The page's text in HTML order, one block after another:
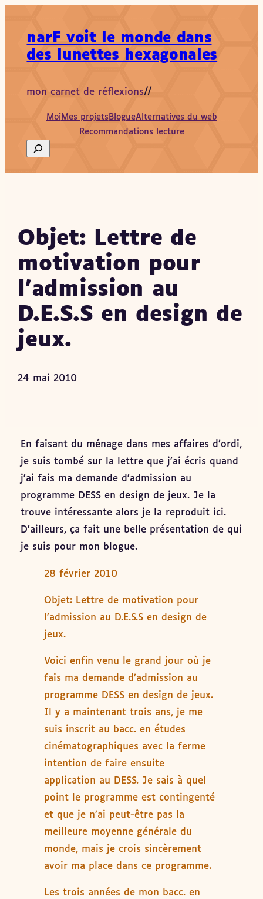
contenu
narF voit le monde dans
des lunettes hexagonales
mon carnet de réflexions//
MoiMes projetsBlogueAlternatives du web
Recommandations lecture
Search
Objet: Lettre de
motivation pour
l’admission au
D.E.S.S en design de
jeux.
24 mai 2010
En faisant du ménage dans mes affaires d’ordi,
je suis tombé sur la lettre que j’ai écris quand
j’ai fais ma demande d’admission au
programme DESS en design de jeux. Je la
trouve intéressante alors je la reproduit ici.
D’ailleurs, ça fait une belle présentation de qui
je suis pour mon blogue.
28 février 2010
Objet: Lettre de motivation pour
l’admission au D.E.S.S en design de
jeux.
Voici enfin venu le grand jour où je
fais ma demande d’admission au
programme DESS en design de jeux.
Il y a maintenant trois ans, je me
suis inscrit au bacc. en études
cinématographiques avec la ferme
intention de faire ensuite
application au DESS. Je sais à quel
point le programme est contingenté
et que je n’ai peut-être pas la
meilleure moyenne générale du
monde, mais je crois sincèrement
avoir ma place dans ce programme.
Les trois années de mon bacc. en